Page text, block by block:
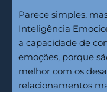
Parece simples,
Inteligência
a capacidade de
emoções, porque
melhor com os
relacionamentos